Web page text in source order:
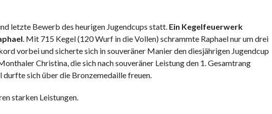
letzte Bewerb des heurigen Jugendcups statt. Ein Kegelfeuerwerk
. Mit 715 Kegel (120 Wurf in die Vollen) schrammte Raphael nur um drei
vorbei und sicherte sich in souveräner Manier den diesjährigen Jugendcup
Christina, die sich nach souveräner Leistung den 1. Gesamtrang
sich über die Bronzemedaille freuen.
starken Leistungen.